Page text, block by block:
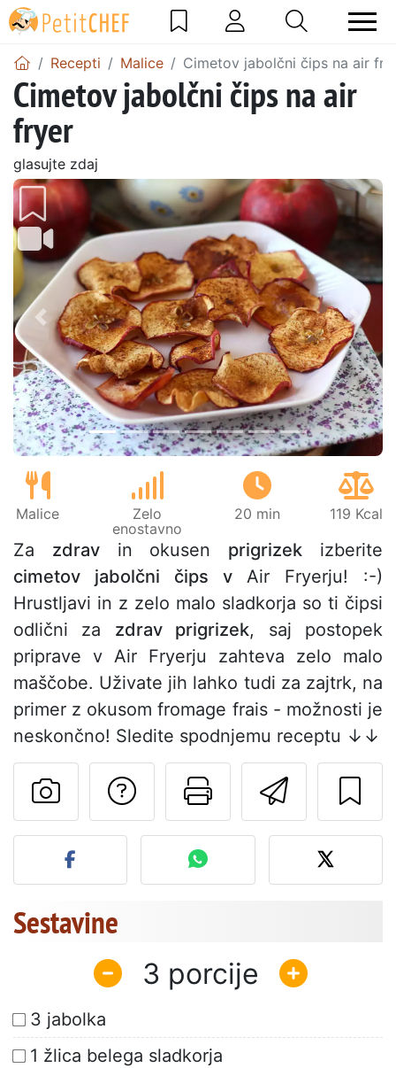
Recepti Malice Cimetov jabolčni čips na air
Cimetov jabolčni čips na air
fryer
glasujte zdaj
Prejšnji
Malice
Zelo
enostavno
20 min 119 Kcal
Za zdravin okusen prigrizek izberite
cimetov jabolčni čips vAir Fryerju! :-)
Hrustljavi in z zelo malo sladkorja so ti čipsi
odlični za zdrav prigrizek, saj postopek
priprave v Air Fryerju zahteva zelo malo
maščobe. Uživate jih lahko tudi za zajtrk, na
primer z okusom fromage frais - možnosti je
neskončno! Sledite spodnjemu receptu ↓↓
Pošlji
Natisni to
Postavite
Objavite svojo fotografijo
Sestavine
3
3 jabolka
1 žlica belega sladkorja